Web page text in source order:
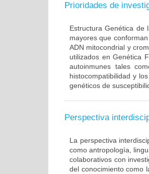
Prioridades de
Estructura Genética de
mayores que
ADN mitocondrial y
utilizados en Genética
autoinmunes tales
histocompatibilidad y
genéticos de
Perspectiva
La perspectiva
como antropología,
colaborativos con
del conocimiento como